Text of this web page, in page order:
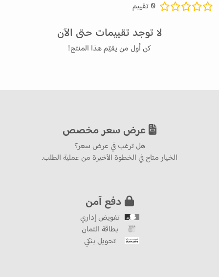
0 تقييم
لا توجد تقييمات حتى الآن
كن أول من يقيّم هذا المنتج!
عرض سعر مخصص
هل ترغب في عرض سعر؟
الخيار متاح في الخطوة الأخيرة من عملية الطلب.
دفع آمن
تفويض إداري
بطاقة ائتمان
تحويل بنكي